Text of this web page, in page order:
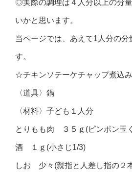
◎実際の調理は４人分以上の分
いかと思います。
当ページでは、あえて1人分の分
す。
☆チキンソテーケチャップ煮込
〈道具〉鍋
〈材料〉子ども１人分
とりもも肉 ３５ｇ(ピンポン玉
酒 １ｇ(小さじ1/3)
しお 少々(親指と人差し指の２